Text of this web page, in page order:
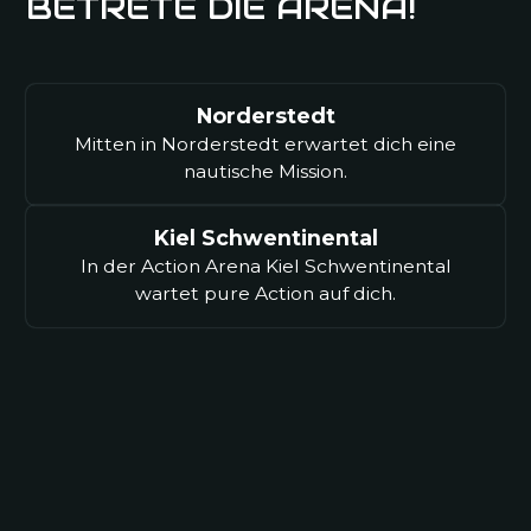
Nina P.
Top! Endlich mal eine coole Location in der
Highlight. Zum Glück gibt's das All-Inclusive-
Ticket, sonst wäre ich pleite.
BETRETE DIE ARENA!
Norderstedt
Mitten in Norderstedt erwartet dich eine
nautische Mission.
Kiel Schwentinental
In der Action Arena Kiel Schwentinental
wartet pure Action auf dich.